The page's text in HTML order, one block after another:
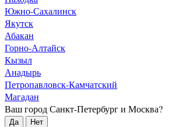
Южно-Сахалинск
Якутск
Абакан
Горно-Алтайск
Кызыл
Анадырь
Петропавловск-Камчатский
Магадан
Ваш город Санкт-Петербург и Москва?
Да Нет